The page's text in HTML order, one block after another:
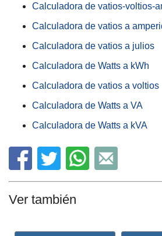
Calculadora de vatios-voltios-
Calculadora de vatios a
Calculadora de vatios a julios
Calculadora de Watts a kWh
Calculadora de vatios a voltios
Calculadora de Watts a VA
Calculadora de Watts a kVA
Ver también